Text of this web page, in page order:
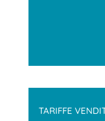
TARIFFE